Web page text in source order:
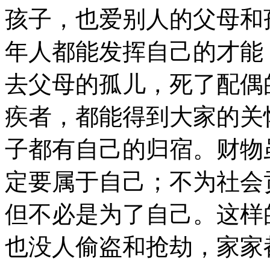
孩子，也爱别人的父母
年人都能发挥自己的才
去父母的孤儿，死了配
疾者，都能得到大家的
子都有自己的归宿。财
定要属于自己；不为社
但不必是为了自己。这
也没人偷盗和抢劫，家